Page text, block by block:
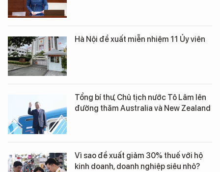
Hà Nội đề xuất miễn nhiệm 11 Ủy viên
Tổng bí thư, Chủ tịch nước Tô Lâm lên
đường thăm Australia và New Zealand
Vì sao đề xuất giảm 30% thuế với hộ
kinh doanh, doanh nghiệp siêu nhỏ?